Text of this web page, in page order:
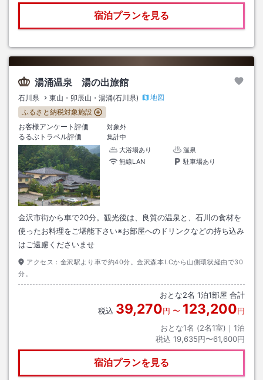
宿泊プランを見る
湯涌温泉 湯の出旅館
石川県 東山・卯辰山・湯涌(石川県)
地図
ふるさと納税対象施設
お客様アンケート評価
対象外
るるぶトラベル評価
集計中
大浴場あり
温泉
無線LAN
駐車場あり
金沢市街から車で20分。観光後は、良質の温泉と、石川の食材を
使ったお料理をご堪能下さい※お部屋へのドリンクなどの持ち込み
はご遠慮くださいませ
アクセス： 金沢駅より車で約40分。金沢森本I.Cから山側環状経由で30
分。
おとな2名 1泊1部屋 合計
税込 39,270円 〜 123,200円
おとな1名 (2名1室)｜ 1泊
税込 19,635円〜61,600円
宿泊プランを見る